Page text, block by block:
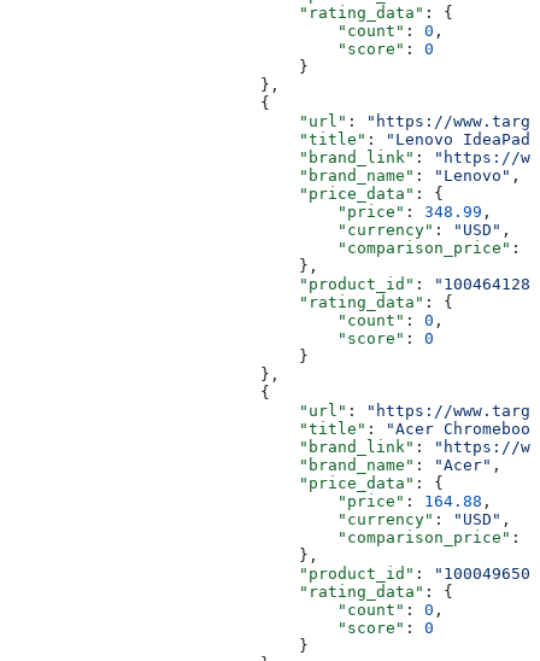
                              "rating_data"
: {
                                  "count"
: 0 ,
                                  "score"
: 0
                              }
                          },
                          {
                              "url"
:
"https://
                              "title"
:
"Lenovo
                              "brand_link"
:
"https://
                              "brand_name"
: "Lenovo" ,
                              "price_data"
: {
                                  "price"
: 348.99 ,
                                  "currency"
: "USD" ,
                                  "comparison_price"
:
                              },
                              "product_id"
:
                              "rating_data"
: {
                                  "count"
: 0 ,
                                  "score"
: 0
                              }
                          },
                          {
                              "url"
:
"https://
                              "title"
:
"Acer
                              "brand_link"
:
"https://
                              "brand_name"
: "Acer" ,
                              "price_data"
: {
                                  "price"
: 164.88 ,
                                  "currency"
: "USD" ,
                                  "comparison_price"
:
                              },
                              "product_id"
:
                              "rating_data"
: {
                                  "count"
: 0 ,
                                  "score"
: 0
                              }